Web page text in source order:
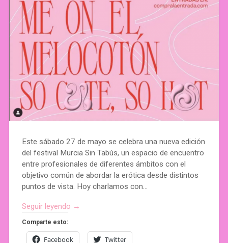
Este sábado 27 de mayo se celebra una nueva edición
del festival Murcia Sin Tabús, un espacio de encuentro
entre profesionales de diferentes ámbitos con el
objetivo común de abordar la erótica desde distintos
puntos de vista. Hoy charlamos con…
Seguir leyendo →
Comparte esto:
Facebook Twitter